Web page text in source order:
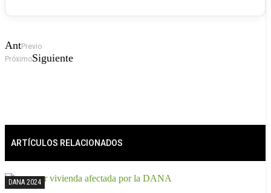
AntPrevio
PróximoSiguiente
ARTÍCULOS RELACIONADOS
DANA 2024